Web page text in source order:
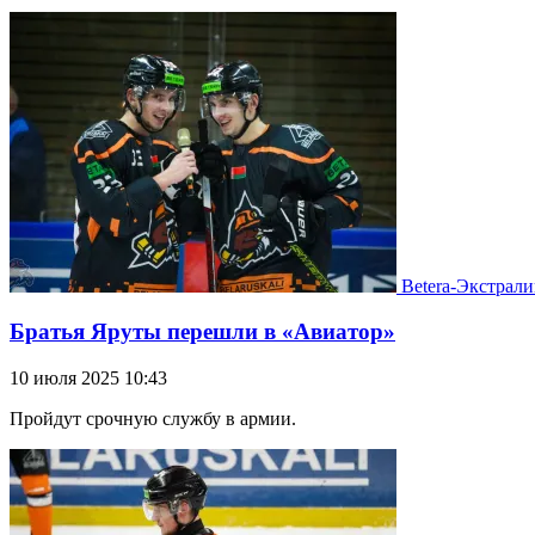
Betera-
Братья Яруты перешли в «Авиатор»
10 июля 2025 10:43
Пройдут срочную службу в армии.